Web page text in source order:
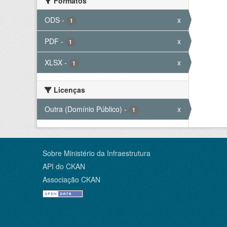
ODS - 1 x
PDF - 1 x
XLSX - 1 x
Licenças
Outra (Domínio Público) - 1 x
Sobre Ministério da Infraestrutura
API do CKAN
Associação CKAN